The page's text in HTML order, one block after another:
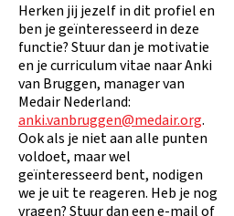
Herken jij jezelf in dit profiel en
ben je geïnteresseerd in deze
functie? Stuur dan je motivatie
en je curriculum vitae naar Anki
van Bruggen, manager van
Medair Nederland:
anki.vanbruggen@medair.org.
Ook als je niet aan alle punten
voldoet, maar wel
geïnteresseerd bent, nodigen
we je uit te reageren. Heb je nog
vragen? Stuur dan een e-mail of